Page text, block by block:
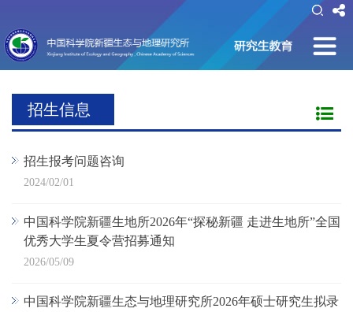
招生信息
招生报考问题咨询
2024/02/01
中国科学院新疆生地所2026年“探秘新疆 走进生地所”全国
优秀大学生夏令营招募通知
2026/05/09
中国科学院新疆生态与地理研究所2026年硕士研究生拟录